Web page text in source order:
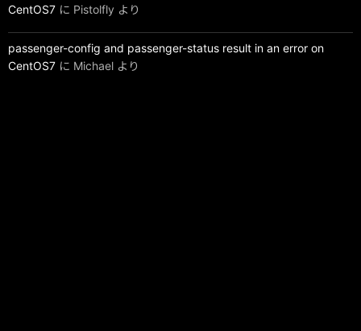
CentOS7 に Pistolfly より
passenger-config and passenger-status result in an error on
CentOS7 に Michael より